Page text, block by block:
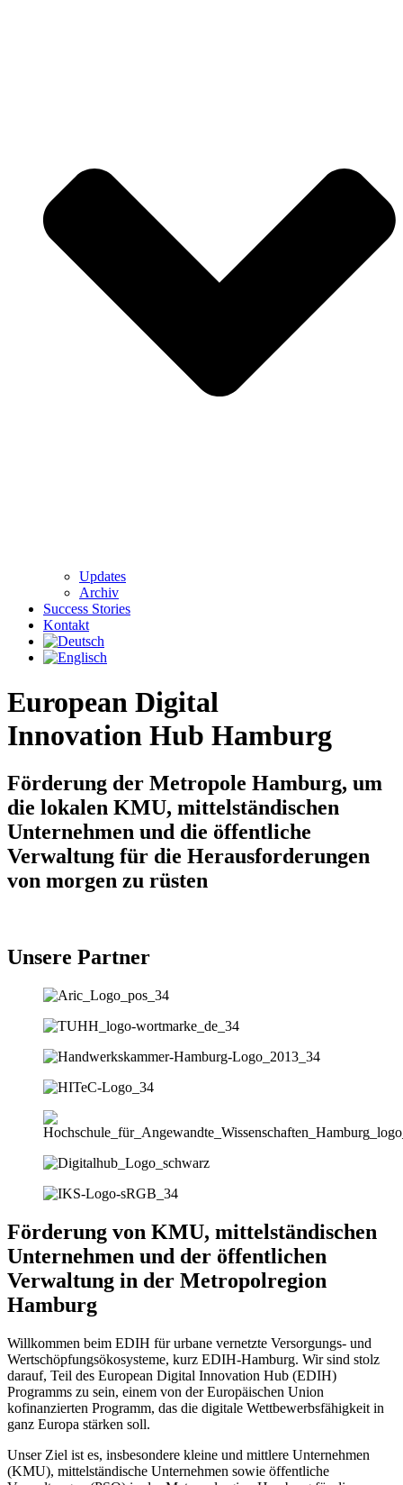
Updates
Archiv
Success Stories
Kontakt
European Digital
Innovation Hub Hamburg
Förderung der Metropole Hamburg, um
die lokalen KMU, mittelständischen
Unternehmen und die öffentliche
Verwaltung für die Herausforderungen
von morgen zu rüsten
Unsere Partner
Förderung von KMU, mittelständischen
Unternehmen und der öffentlichen
Verwaltung in der Metropolregion
Hamburg
Willkommen beim EDIH für urbane vernetzte Versorgungs- und
Wertschöpfungsökosysteme, kurz EDIH-Hamburg. Wir sind stolz
darauf, Teil des European Digital Innovation Hub (EDIH)
Programms zu sein, einem von der Europäischen Union
kofinanzierten Programm, das die digitale Wettbewerbsfähigkeit in
ganz Europa stärken soll.
Unser Ziel ist es, insbesondere kleine und mittlere Unternehmen
(KMU), mittelständische Unternehmen sowie öffentliche